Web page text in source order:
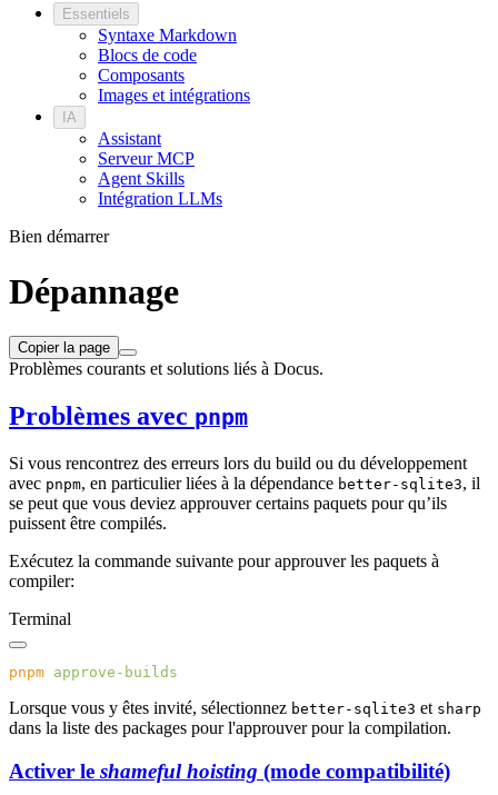
Essentiels
Syntaxe Markdown
Blocs de code
Composants
Images et intégrations
IA
Assistant
Serveur MCP
Agent Skills
Intégration LLMs
Bien démarrer
Dépannage
Copier la page
Problèmes courants et solutions liés à Docus.
Problèmes avec pnpm
Si vous rencontrez des erreurs lors du build ou du développement
avec pnpm, en particulier liées à la dépendance better-sqlite3, il
se peut que vous deviez approuver certains paquets pour qu’ils
puissent être compilés.
Exécutez la commande suivante pour approuver les paquets à
compiler:
Terminal
pnpm
Lorsque vous y êtes invité, sélectionnez better-sqlite3 et sharp
dans la liste des packages pour l'approuver pour la compilation.
Activer le shameful hoisting (mode compatibilité)